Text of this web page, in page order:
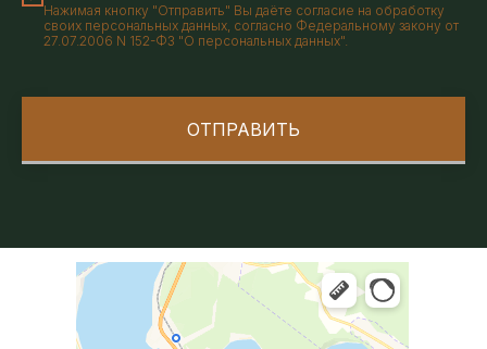
Нажимая кнопку "Отправить" Вы даёте согласие на обработку
своих персональных данных, согласно Федеральному закону от
27.07.2006 N 152-ФЗ "О персональных данных".
ОТПРАВИТЬ